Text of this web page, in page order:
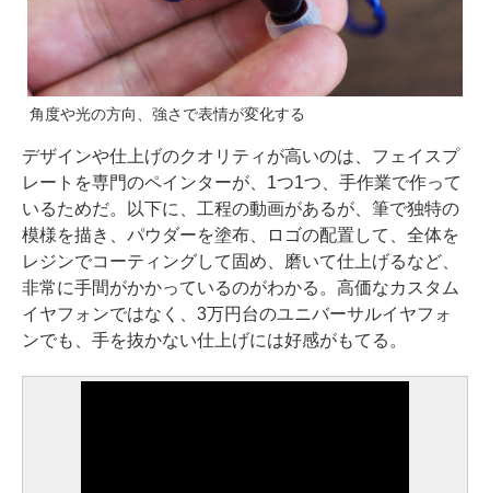
角度や光の方向、強さで表情が変化する
デザインや仕上げのクオリティが高いのは、フェイスプ
レートを専門のペインターが、1つ1つ、手作業で作って
いるためだ。以下に、工程の動画があるが、筆で独特の
模様を描き、パウダーを塗布、ロゴの配置して、全体を
レジンでコーティングして固め、磨いて仕上げるなど、
非常に手間がかかっているのがわかる。高価なカスタム
イヤフォンではなく、3万円台のユニバーサルイヤフォ
ンでも、手を抜かない仕上げには好感がもてる。